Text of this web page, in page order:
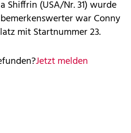
Shiffrin (USA/Nr. 31) wurde
war Conny
mit Startnummer 23.
Jetzt melden